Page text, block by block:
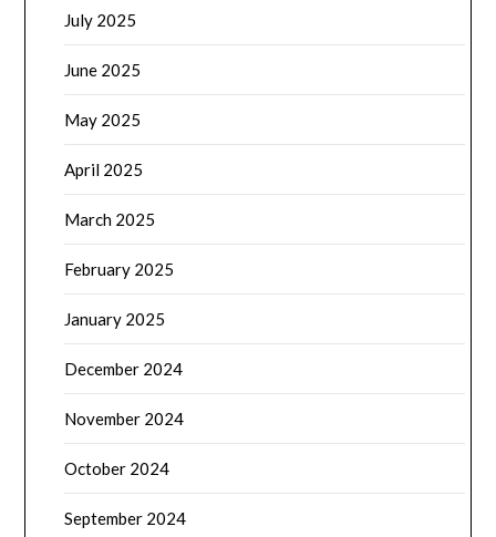
July 2025
June 2025
May 2025
April 2025
March 2025
February 2025
January 2025
December 2024
November 2024
October 2024
September 2024